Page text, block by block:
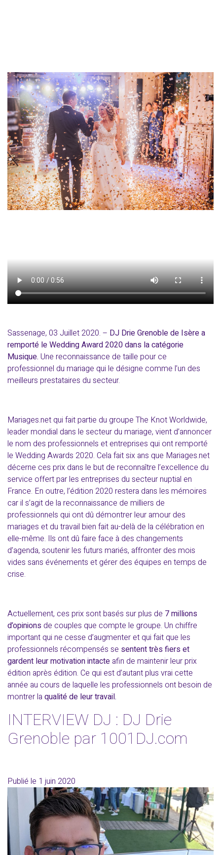
Sassenage, 03 Juillet 2020. – DJ Drie Grenoble de Isère a
remporté le Wedding Award 2020 dans la catégorie
Musique. Une reconnaissance de taille pour ce
professionnel du mariage qui le désigne comme l’un des
meilleurs prestataires du secteur.
Mariages.net qui fait partie du groupe The Knot Worldwide,
leader mondial dans le secteur du mariage, vient d’annoncer
le nom des professionnels et entreprises qui ont remporté
le Wedding Awards 2020. Cela fait six ans que Mariages.net
décerne ces prix dans le but de reconnaître l’excellence du
service offert par les entreprises du secteur nuptial en
France. En outre, l’édition 2020 restera dans les mémoires
car il s’agit de la reconnaissance de milliers de
professionnels qui ont dû démontrer leur amour des
mariages et du travail bien fait au-delà de la célébration en
elle-même. Ils ont dû faire face à des changements
d’agenda, soutenir les futurs mariés, affronter des mois
vides sans événements et gérer des équipes en temps de
crise.
Actuellement, ces prix sont basés sur plus de 7 millions
d’opinionsde couples que compte le groupe. Un chiffre
important qui ne cesse d’augmenter et qui fait que les
professionnels récompensés se sentent très fiers et
gardent leur motivation intacte afin de maintenir leur prix
édition après édition. Ce qui est d’autant plus vrai cette
année au cours de laquelle les professionnels ont besoin de
montrer la qualité de leur travail.
INTERVIEW DJ : DJ Drie
Grenoble par 1001DJ.com
Publié le 1 juin 2020